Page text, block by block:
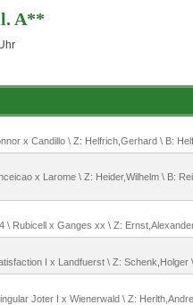
A**
x Candillo \ Z: Helfrich,Gerhard \ B:
x Larome \ Z: Heider,Wilhelm \ B:
\ Rubicell x Ganges xx \ Z:
I x Landfuerst \ Z: Schenk,Holger
Joter I x Wienerwald \ Z: